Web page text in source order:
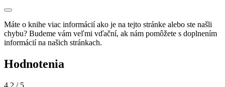
Máte o knihe viac informácií ako je na tejto stránke alebo ste našli
chybu? Budeme vám veľmi vďační, ak nám pomôžete s doplnením
informácií na našich stránkach.
Hodnotenia
4,2 / 5